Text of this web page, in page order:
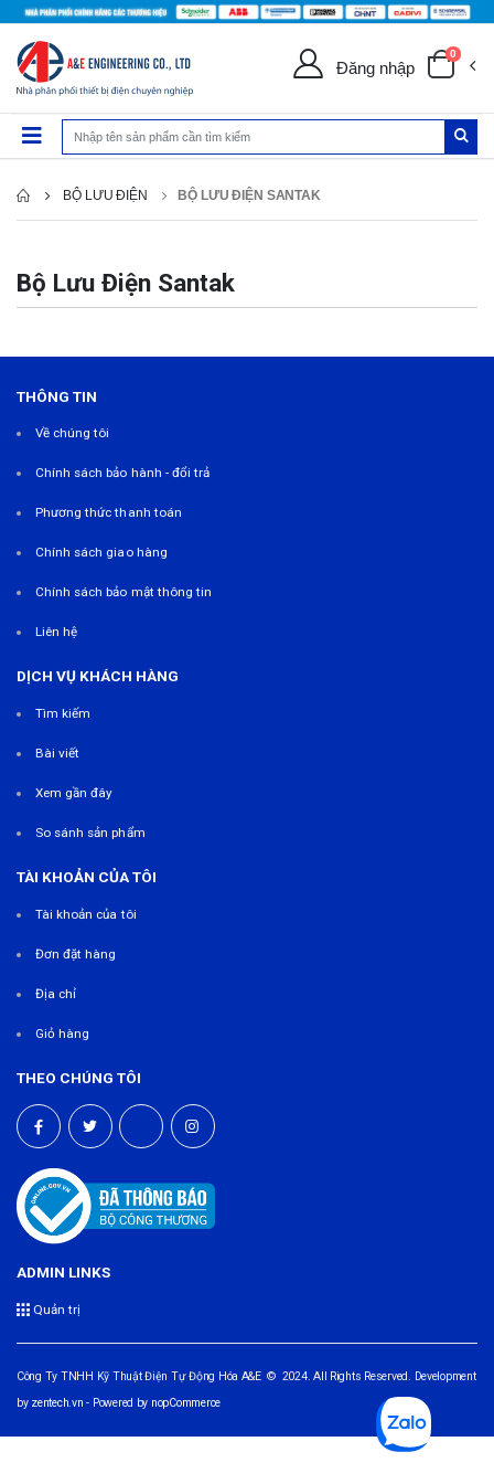
Đăng nhập
0
BỘ LƯU ĐIỆN BỘ LƯU ĐIỆN SANTAK
Bộ Lưu Điện Santak
THÔNG TIN
Về chúng tôi
Chính sách bảo hành - đổi trả
Phương thức thanh toán
Chính sách giao hàng
Chính sách bảo mật thông tin
Liên hệ
DỊCH VỤ KHÁCH HÀNG
Tìm kiếm
Bài viết
Xem gần đây
So sánh sản phẩm
TÀI KHOẢN CỦA TÔI
Tài khoản của tôi
Đơn đặt hàng
Địa chỉ
Giỏ hàng
THEO CHÚNG TÔI
ADMIN LINKS
Quản trị
Công Ty TNHH Kỹ Thuật Điện Tự Động Hóa A&E © 2024. All Rights Reserved. Development
by zentech.vn - Powered by nopCommerce